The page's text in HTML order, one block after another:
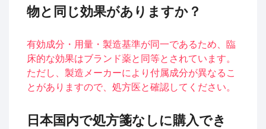
物と同じ効果がありますか？
有効成分・用量・製造基準が同一であるため、臨
床的な効果はブランド薬と同等とされています。
ただし、製造メーカーにより付属成分が異なるこ
とがありますので、処方医と確認してください。
日本国内で処方箋なしに購入でき